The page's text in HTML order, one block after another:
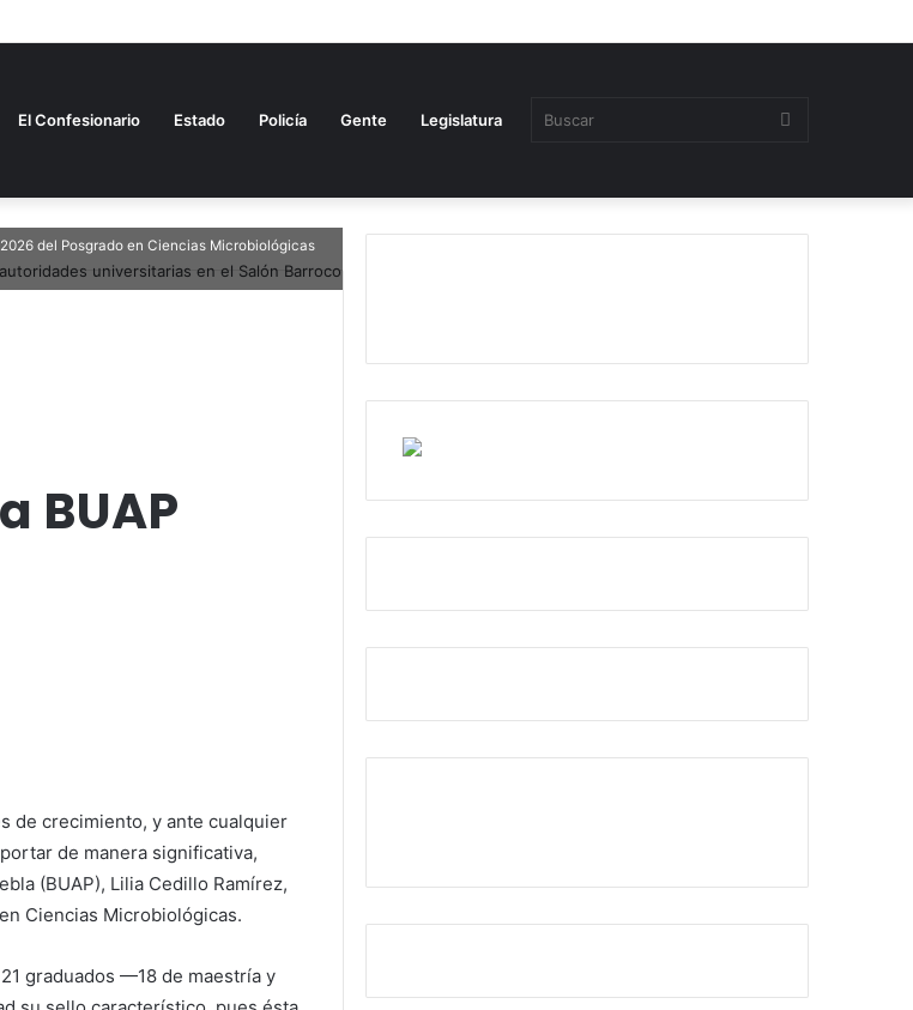
El Confesionario Estado Policía Gente Legislatura Buscar
del Posgrado en Ciencias Microbiológicas
BUAP
de crecimiento, y ante cualquier
de manera significativa,
(BUAP), Lilia Cedillo Ramírez,
Ciencias Microbiológicas.
graduados —18 de maestría y